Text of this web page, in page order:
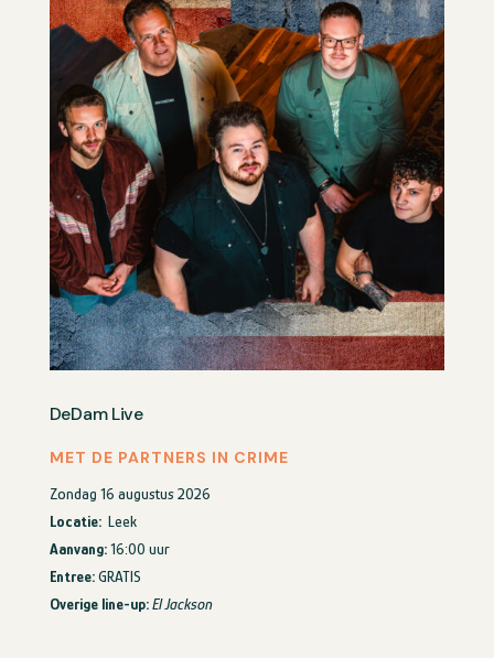
DeDam Live
MET DE PARTNERS IN CRIME
Zondag 16 augustus 2026
Locatie: Leek
Aanvang:16:00 uur
Entree:GRATIS
Overige line-up: El Jackson